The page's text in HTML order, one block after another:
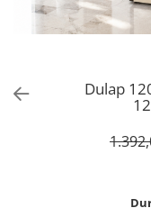
Dulap